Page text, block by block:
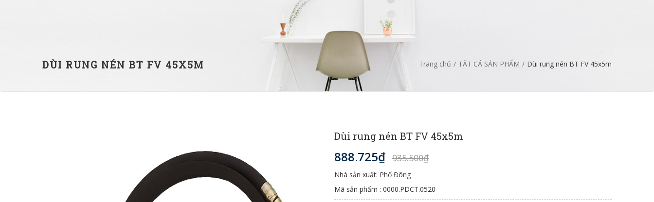
DÙI RUNG NÉN BT FV 45X5M Trang chủ / TẤT CẢ SẢN PHẨM / Dùi rung nén BT FV 45x5m
Dùi rung nén BT FV 45x5m
888.725₫ 935.500₫
Nhà sản xuất: Phố Đông
Mã sản phẩm : 0000.PDCT.0520